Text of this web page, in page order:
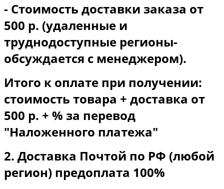
- Стоимость доставки заказа от
500 р. (удаленные и
труднодоступные регионы-
обсуждается с менеджером).
Итого к оплате при получении:
стоимость товара + доставка от
500 р. + % за перевод
"Наложенного платежа"
2. Доставка Почтой по РФ (любой
регион) предоплата 100%